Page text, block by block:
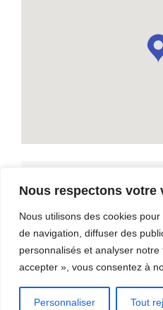
Nous respectons votre
Nous utilisons des cookies
de navigation, diffuser des
personnalisés et analyser
accepter », vous consentez à
Personnaliser Tout
Minéro – Musée de
Contact: Minéro